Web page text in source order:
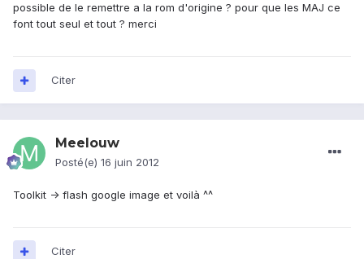
possible de le remettre a la rom d'origine ? pour que les MAJ ce
font tout seul et tout ? merci
Citer
Meelouw
Posté(e) 16 juin 2012
Toolkit -> flash google image et voilà ^^
Citer